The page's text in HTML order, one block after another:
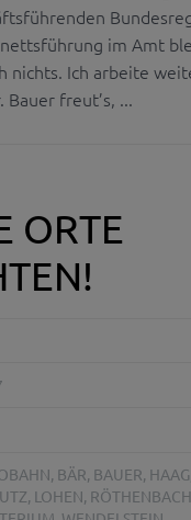
im Amt
nichts. Ich arbeite
freut’s, ...
ORTE
, BÄR, BAUER, HAAG
, LOHEN, RÖTHENBACH